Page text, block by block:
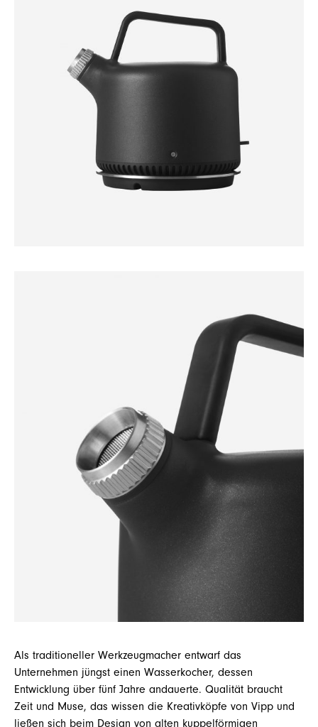
Als traditioneller Werkzeugmacher entwarf das
Unternehmen jüngst einen Wasserkocher, dessen
Entwicklung über fünf Jahre andauerte. Qualität braucht
Zeit und Muse, das wissen die Kreativköpfe von Vipp und
ließen sich beim Design von alten kuppelförmigen